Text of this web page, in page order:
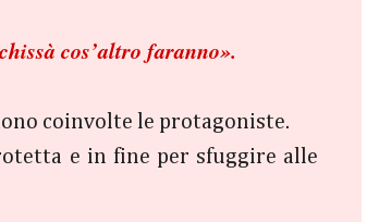
cos’altro faranno».
coinvolte le protagoniste.
e in fine per sfuggire alle